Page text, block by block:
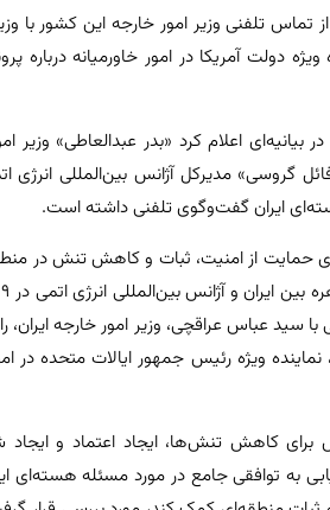
تلفنی وزیر امور خارجه این کشور با
دولت آمریکا در امور خاورمیانه درباره
بیانیه‌ای اعلام کرد «بدر عبدالعاطی» وزیر
گروسی» مدیرکل آژانس بین‌المللی انرژی
ایران گفت‌وگوی تلفنی داشته است.
حمایت از امنیت، ثبات و کاهش تنش در
سید عباس عراقچی، وزیر امور خارجه ایران،
ویژه رئیس جمهور ایالات متحده در
کاهش تنش‌ها، ایجاد اعتماد و ایجاد
به توافقی جامع در مورد مسئله هسته‌ای